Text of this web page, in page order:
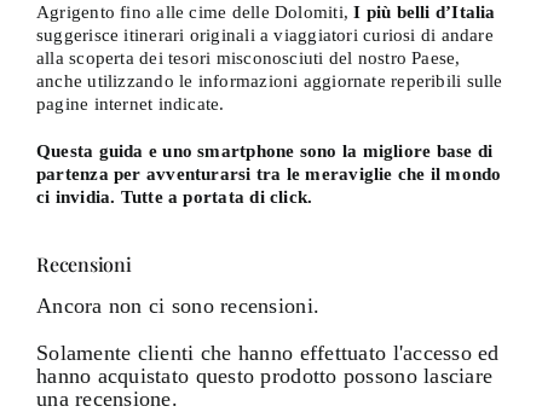
Agrigento fino alle cime delle Dolomiti,I più belli d’Italia
suggerisce itinerari originali a viaggiatori curiosi di andare
alla scoperta dei tesori misconosciuti del nostro Paese,
anche utilizzando le informazioni aggiornate reperibili sulle
pagine internet indicate.
Questa guida e uno smartphone sono la migliore base di
partenza per avventurarsi tra le meraviglie che il mondo
ci invidia. Tutte a portata di click.
Recensioni
Ancora non ci sono recensioni.
Solamente clienti che hanno effettuato l'accesso ed
hanno acquistato questo prodotto possono lasciare
una recensione.